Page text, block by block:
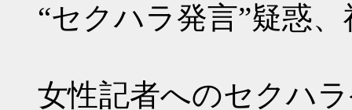
“セクハラ発言”疑惑
女性記者へのセクハ